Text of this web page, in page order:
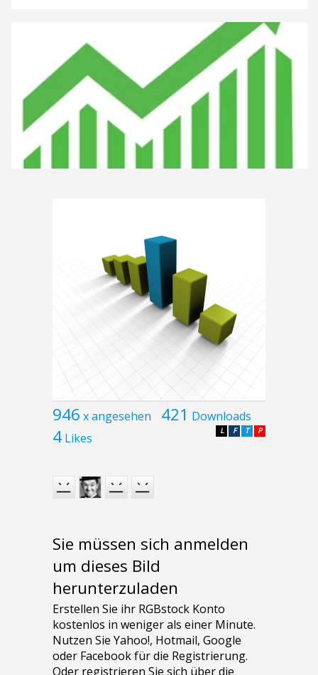
946 x angesehen 421 Downloads
4 Likes P
T
F
L
Sie müssen sich anmelden
um dieses Bild
herunterzuladen